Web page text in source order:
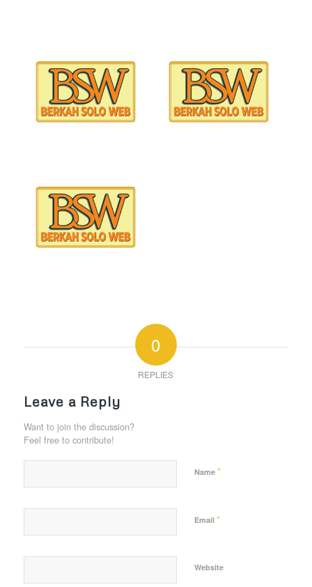
0
REPLIES
Leave a Reply
Want to join the discussion?
Feel free to contribute!
Name *
Email *
Website